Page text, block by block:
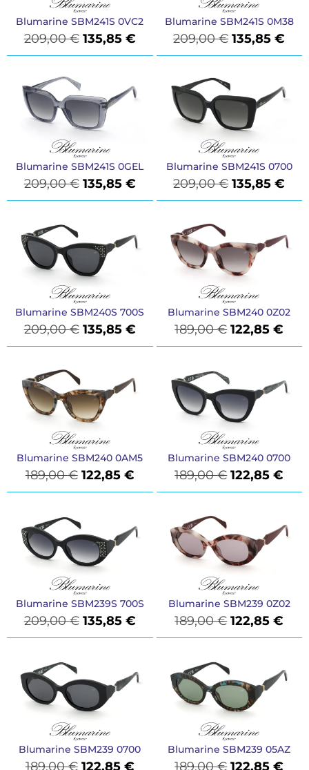
Blumarine SBM241S 0VC2
209,00€ 135,85 €
Blumarine SBM241S 0M38
209,00€ 135,85€
Blumarine SBM241S 0GEL
209,00€ 135,85 €
Blumarine SBM241S 0700
209,00€ 135,85€
Blumarine SBM240S 700S
209,00€ 135,85 €
Blumarine SBM240 0Z02
189,00€ 122,85€
Blumarine SBM240 0AM5
189,00€ 122,85 €
Blumarine SBM240 0700
189,00€ 122,85€
Blumarine SBM239S 700S
209,00€ 135,85 €
Blumarine SBM239 0Z02
189,00€ 122,85€
Blumarine SBM239 0700
189,00€ 122,85 €
Blumarine SBM239 05AZ
189,00€ 122,85€